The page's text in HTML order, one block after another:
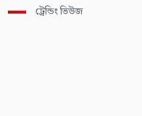
ট্রেন্ডিং ভিউজ